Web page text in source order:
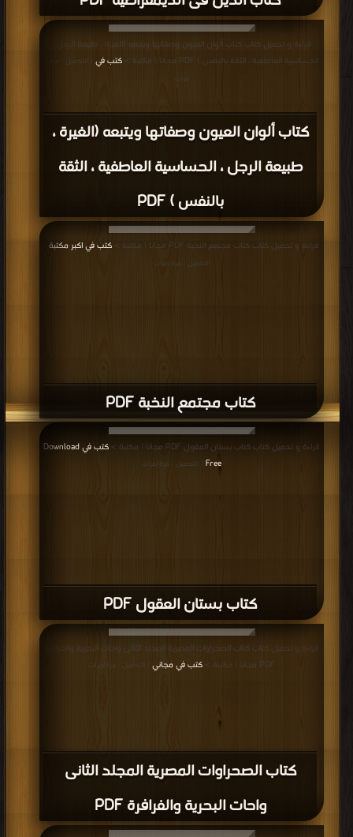
كتاب ألوان العيون وصفاتها ويتبعه (الغيرة ،
طبيعة الرجل ، الحساسية العاطفية ، الثقة
بالنفس ) PDF
قراءة و تحميل كتاب كتاب ألوان العيون وصفاتها ويتبعه (الغيرة ، طبيعة الرجل ،
الحساسية العاطفية ، الثقة بالنفس ) PDF مجانا | مكتبة >
كتب في
| التحميل : مرة/
مرات
كتاب مجتمع النخبة PDF
قراءة و تحميل كتاب كتاب مجتمع النخبة PDF مجانا | مكتبة > كتب في اكبر مكتبة
التحميل : مرة/مرات
كتاب بستان العقول PDF
قراءة و تحميل كتاب كتاب بستان العقول PDF مجانا | مكتبة >
كتب في Download
Free
| التحميل : مرة/مرات
كتاب الصحراوات المصرية المجلد الثانى
واحات البحرية والفرافرة PDF
قراءة و تحميل كتاب كتاب الصحراوات المصرية المجلد الثانى واحات البحرية والفرافرة
PDF مجانا | مكتبة >
كتب في مجاني | التحميل : مرة/مرات